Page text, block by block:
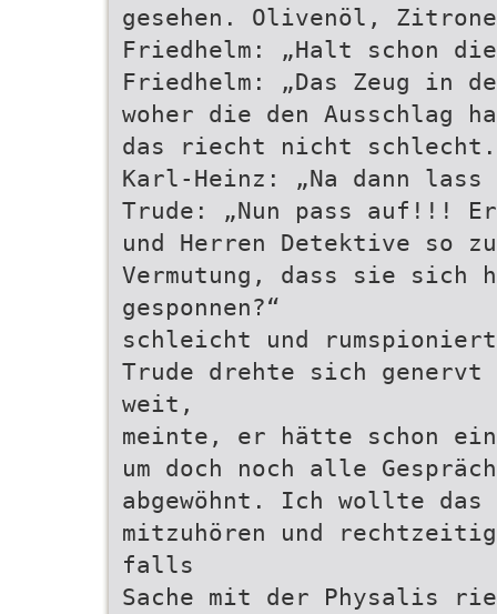
gesehen. Olivenöl,
Friedhelm: „Halt schon
Friedhelm: „Das Zeug in
woher die den Ausschlag
das riecht nicht schlecht.
Karl-Heinz: „Na dann lass
Trude: „Nun pass auf!!!
und Herren Detektive so
Vermutung, dass sie sich
gesponnen?“
schleicht und
Trude drehte sich
weit,
meinte, er hätte schon
um doch noch alle
abgewöhnt. Ich wollte
mitzuhören und
falls
Sache mit der Physalis